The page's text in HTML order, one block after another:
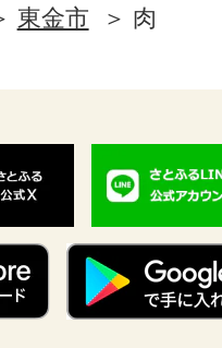
東金市 肉